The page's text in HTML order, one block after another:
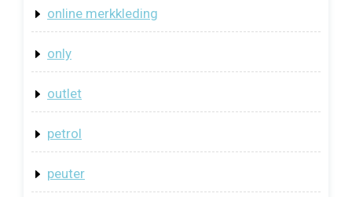
online merkkleding
only
outlet
petrol
peuter